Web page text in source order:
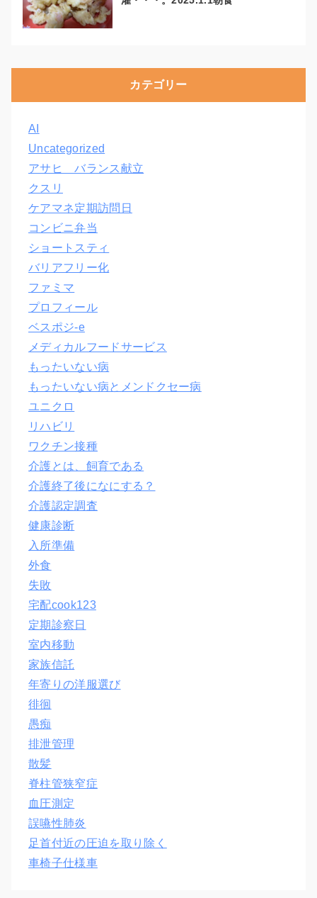
カテゴリー
AI
Uncategorized
アサヒ バランス献立
クスリ
ケアマネ定期訪問日
コンビニ弁当
ショートスティ
バリアフリー化
ファミマ
プロフィール
ベスポジ-e
メディカルフードサービス
もったいない病
もったいない病とメンドクセー病
ユニクロ
リハビリ
ワクチン接種
介護とは、飼育である
介護終了後になにする？
介護認定調査
健康診断
入所準備
外食
失敗
宅配cook123
定期診察日
室内移動
家族信託
年寄りの洋服選び
徘徊
愚痴
排泄管理
散髪
脊柱管狭窄症
血圧測定
誤嚥性肺炎
足首付近の圧迫を取り除く
車椅子仕様車